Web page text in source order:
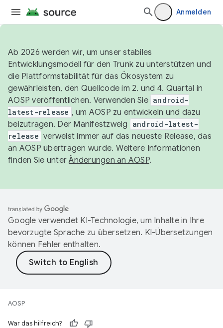
Anmelden
Ab 2026 werden wir, um unser stabiles
Entwicklungsmodell für den Trunk zu unterstützen und
die Plattformstabilität für das Ökosystem zu
gewährleisten, den Quellcode im 2. und 4. Quartal in
AOSP veröffentlichen. Verwenden Sie android-
latest-release , um AOSP zu entwickeln und dazu
beizutragen. Der Manifestzweig
android-latest-
release verweist immer auf das neueste Release, das
an AOSP übertragen wurde. Weitere Informationen
finden Sie unterÄnderungen an AOSP.
Google verwendet KI-Technologie, um Inhalte in Ihre
bevorzugte Sprache zu übersetzen. KI-Übersetzungen
können Fehler enthalten.
AOSP
War das hilfreich?